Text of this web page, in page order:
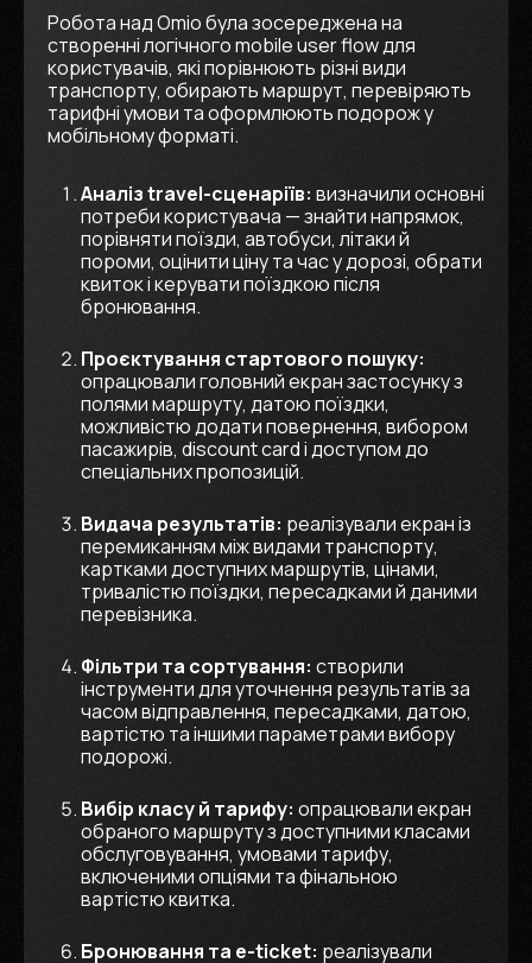
Робота над Omio була зосереджена на
створенні логічного mobile user flow для
користувачів, які порівнюють різні види
транспорту, обирають маршрут, перевіряють
тарифні умови та оформлюють подорож у
мобільному форматі.
Аналіз travel-сценаріїв: визначили основні
потреби користувача — знайти напрямок,
порівняти поїзди, автобуси, літаки й
пороми, оцінити ціну та час у дорозі, обрати
квиток і керувати поїздкою після
бронювання.
Проєктування стартового пошуку:
опрацювали головний екран застосунку з
полями маршруту, датою поїздки,
можливістю додати повернення, вибором
пасажирів, discount card і доступом до
спеціальних пропозицій.
Видача результатів: реалізували екран із
перемиканням між видами транспорту,
картками доступних маршрутів, цінами,
тривалістю поїздки, пересадками й даними
перевізника.
Фільтри та сортування: створили
інструменти для уточнення результатів за
часом відправлення, пересадками, датою,
вартістю та іншими параметрами вибору
подорожі.
Вибір класу й тарифу: опрацювали екран
обраного маршруту з доступними класами
обслуговування, умовами тарифу,
включеними опціями та фінальною
вартістю квитка.
Бронювання та e-ticket: реалізували